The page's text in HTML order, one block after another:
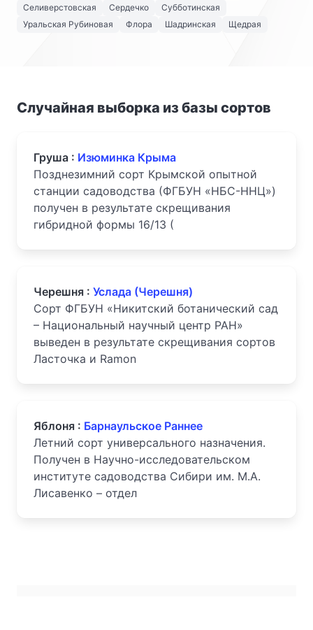
Селиверстовская
Сердечко
Субботинская
Уральская Рубиновая
Флора Шадринская Щедрая
Случайная выборка из базы сортов
Груша : Изюминка Крыма
Позднезимний сорт Крымской опытной
станции садоводства (ФГБУН «НБС-ННЦ»)
получен в результате скрещивания
гибридной формы 16/13 (
Черешня : Услада (Черешня)
Сорт ФГБУН «Никитский ботанический сад
– Национальный научный центр РАН»
выведен в результате скрещивания сортов
Ласточка и Ramon
Яблоня : Барнаульское Раннее
Летний сорт универсального назначения.
Получен в Научно-исследовательском
институте садоводства Сибири им. М.А.
Лисавенко – отдел